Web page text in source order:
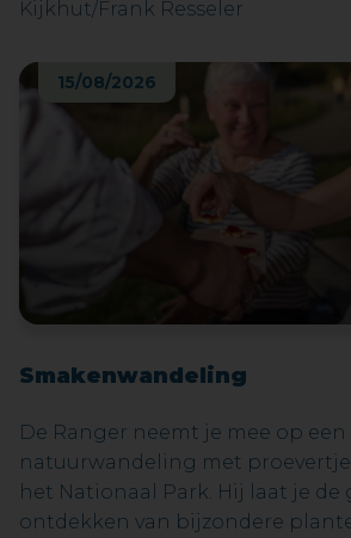
Kijkhut/Frank Resseler
15/08/2026
Smakenwandeling
De Ranger neemt je mee op
natuurwandeling met
het Nationaal Park. Hij laat je de
ontdekken van bijzondere